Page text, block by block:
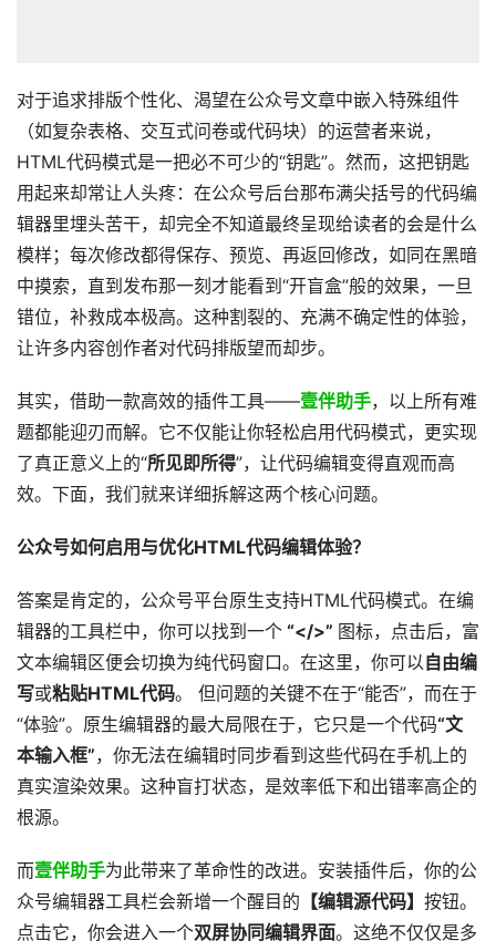
对于追求排版个性化、渴望在公众号文章中嵌入特殊组件
（如复杂表格、交互式问卷或代码块）的运营者来说，
HTML代码模式是一把必不可少的“钥匙”。然而，这把钥匙
用起来却常让人头疼：在公众号后台那布满尖括号的代码编
辑器里埋头苦干，却完全不知道最终呈现给读者的会是什么
模样；每次修改都得保存、预览、再返回修改，如同在黑暗
中摸索，直到发布那一刻才能看到“开盲盒”般的效果，一旦
错位，补救成本极高。这种割裂的、充满不确定性的体验，
让许多内容创作者对代码排版望而却步。
其实，借助一款高效的插件工具——壹伴助手，以上所有难
题都能迎刃而解。它不仅能让你轻松启用代码模式，更实现
了真正意义上的“所见即所得”，让代码编辑变得直观而高
效。下面，我们就来详细拆解这两个核心问题。
公众号如何启用与优化HTML代码编辑体验？
答案是肯定的，公众号平台原生支持HTML代码模式。在编
辑器的工具栏中，你可以找到一个 “</>”​ 图标，点击后，富
文本编辑区便会切换为纯代码窗口。在这里，你可以 自由编
写或粘贴HTML代码。 但问题的关键不在于“能否”，而在于
“体验”。原生编辑器的最大局限在于，它只是一个代码“文
本输入框”，你无法在编辑时同步看到这些代码在手机上的
真实渲染效果。这种盲打状态，是效率低下和出错率高企的
根源。
而壹伴助手为此带来了革命性的改进。安装插件后，你的公
众号编辑器工具栏会新增一个醒目的 【编辑源代码】 按钮。
点击它，你会进入一个双屏协同编辑界面。这绝不仅仅是多